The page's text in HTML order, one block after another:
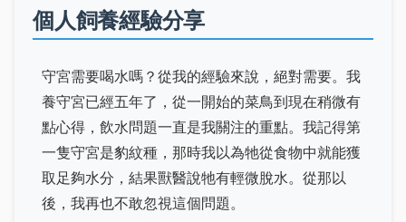
個人飼養經驗分享
守宮需要喝水嗎？從我的經驗來說，絕對需要。我
養守宮已經五年了，從一開始的菜鳥到現在稍微有
點心得，飲水問題一直是我關注的重點。我記得第
一隻守宮是豹紋種，那時我以為牠從食物中就能獲
取足夠水分，結果獸醫說牠有輕微脫水。從那以
後，我再也不敢忽視這個問題。